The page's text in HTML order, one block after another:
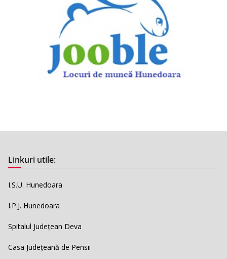
Linkuri utile:
I.S.U. Hunedoara
I.P.J. Hunedoara
Spitalul Județean Deva
Casa Județeană de Pensii